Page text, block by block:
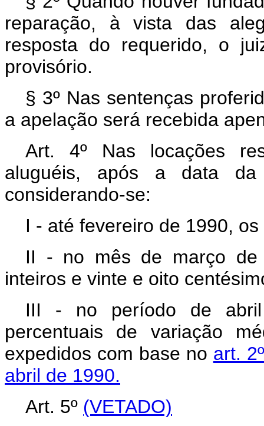
reparação, à vista das
resposta do requerido, o
provisório.
§ 3º Nas sentenças
a apelação será recebida
Art. 4º Nas locações
aluguéis, após a data
considerando-se:
I - até fevereiro de 1990,
II - no mês de março
inteiros e vinte e oito
III - no período de
percentuais de variação
expedidos com base no art.
abril de 1990.
Art. 5º (VETADO)